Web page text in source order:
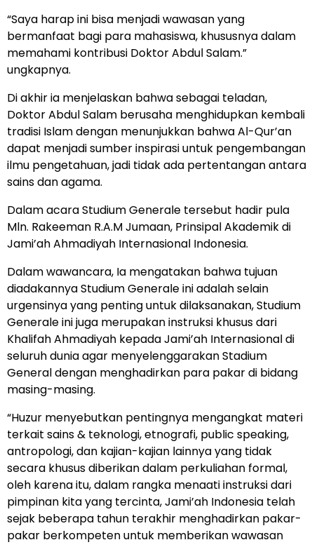
“Saya harap ini bisa menjadi wawasan yang
bermanfaat bagi para mahasiswa, khususnya dalam
memahami kontribusi Doktor Abdul Salam.”
ungkapnya.
Di akhir ia menjelaskan bahwa sebagai teladan,
Doktor Abdul Salam berusaha menghidupkan kembali
tradisi Islam dengan menunjukkan bahwa Al-Qur’an
dapat menjadi sumber inspirasi untuk pengembangan
ilmu pengetahuan, jadi tidak ada pertentangan antara
sains dan agama.
Dalam acara Studium Generale tersebut hadir pula
Mln. Rakeeman R.A.M Jumaan, Prinsipal Akademik di
Jami’ah Ahmadiyah Internasional Indonesia.
Dalam wawancara, Ia mengatakan bahwa tujuan
diadakannya Studium Generale ini adalah selain
urgensinya yang penting untuk dilaksanakan, Studium
Generale ini juga merupakan instruksi khusus dari
Khalifah Ahmadiyah kepada Jami’ah Internasional di
seluruh dunia agar menyelenggarakan Stadium
General dengan menghadirkan para pakar di bidang
masing-masing.
“Huzur menyebutkan pentingnya mengangkat materi
terkait sains & teknologi, etnografi, public speaking,
antropologi, dan kajian-kajian lainnya yang tidak
secara khusus diberikan dalam perkuliahan formal,
oleh karena itu, dalam rangka menaati instruksi dari
pimpinan kita yang tercinta, Jami’ah Indonesia telah
sejak beberapa tahun terakhir menghadirkan pakar-
pakar berkompeten untuk memberikan wawasan